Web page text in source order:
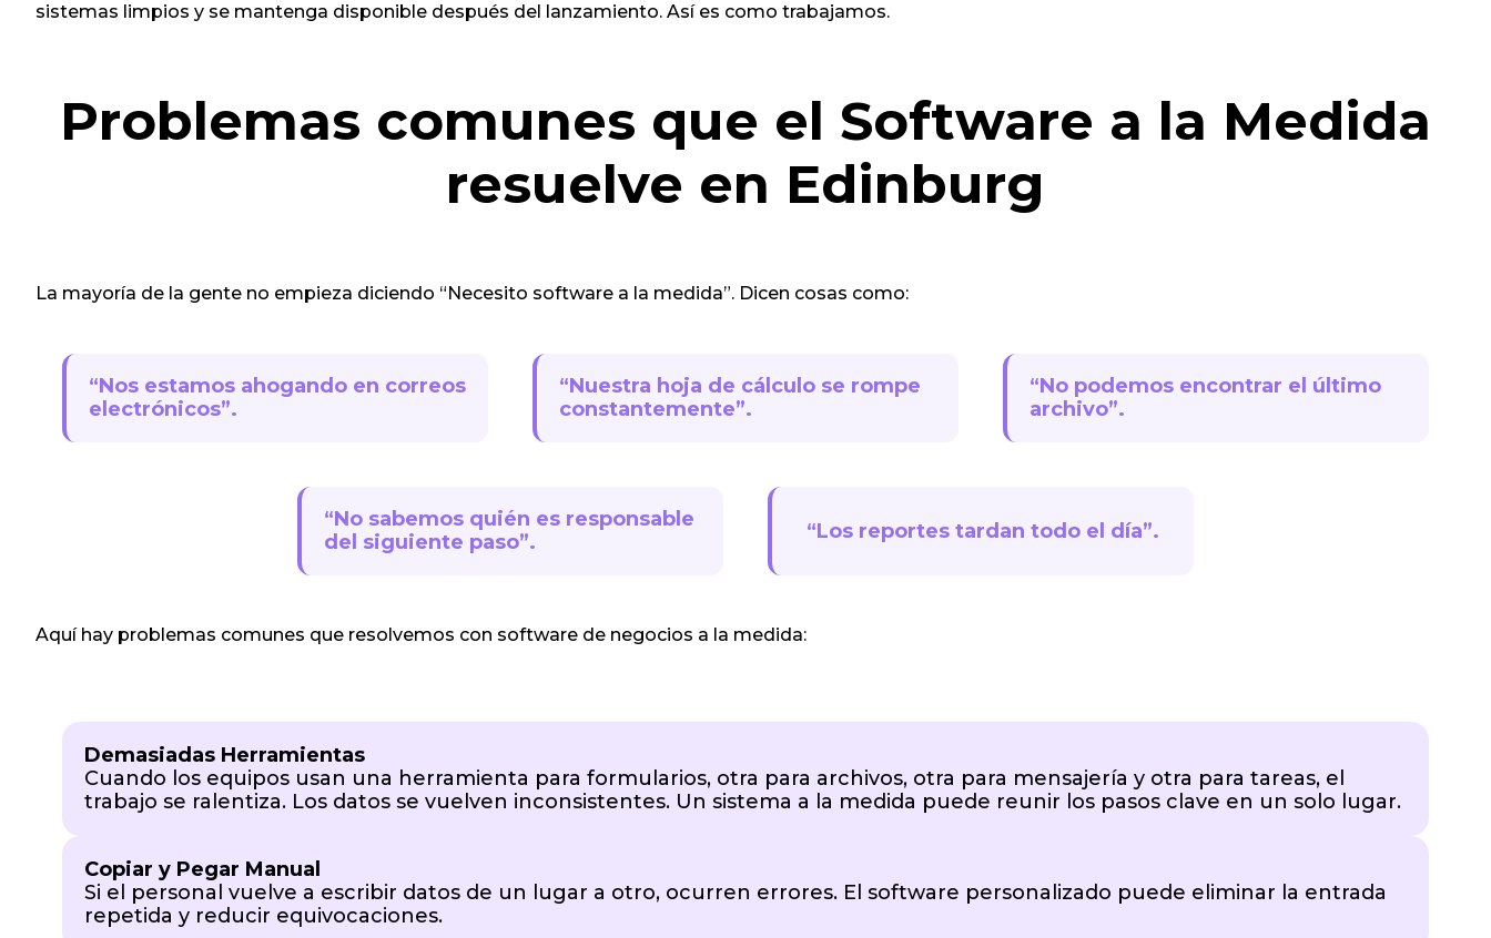
sistemas limpios y se mantenga disponible después del lanzamiento. Así es como trabajamos.
Problemas comunes que el Software a la Medida
resuelve en Edinburg
La mayoría de la gente no empieza diciendo “Necesito software a la medida”. Dicen cosas como:
“Nos estamos ahogando en correos
electrónicos”.
“Nuestra hoja de cálculo se rompe
constantemente”.
“No podemos encontrar el último
archivo”.
“No sabemos quién es responsable
del siguiente paso”.
“Los reportes tardan todo el día”.
Aquí hay problemas comunes que resolvemos con software de negocios a la medida:
Demasiadas Herramientas
Cuando los equipos usan una herramienta para formularios, otra para archivos, otra para mensajería y otra para tareas, el
trabajo se ralentiza. Los datos se vuelven inconsistentes. Un sistema a la medida puede reunir los pasos clave en un solo lugar.
Copiar y Pegar Manual
Si el personal vuelve a escribir datos de un lugar a otro, ocurren errores. El software personalizado puede eliminar la entrada
repetida y reducir equivocaciones.